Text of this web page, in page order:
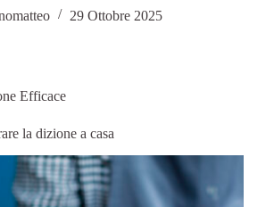
29 Ottobre 2025
Efficace
la dizione a casa